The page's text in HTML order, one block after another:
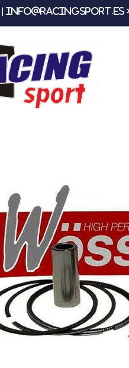
| info@racingsport.es **
Honda Civic K9070d100